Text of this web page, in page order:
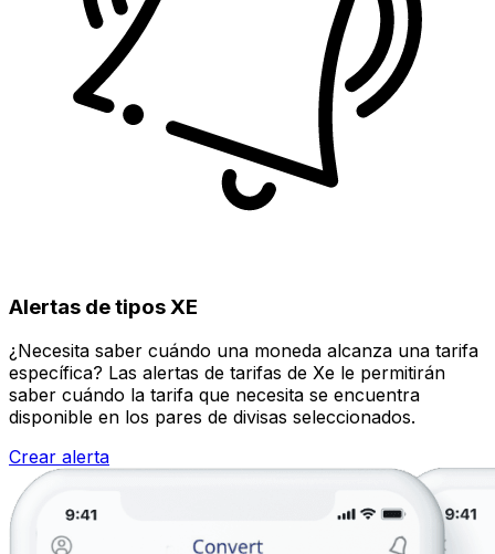
Alertas de tipos XE
¿Necesita saber cuándo una moneda alcanza una tarifa
específica? Las alertas de tarifas de Xe le permitirán
saber cuándo la tarifa que necesita se encuentra
disponible en los pares de divisas seleccionados.
Crear alerta